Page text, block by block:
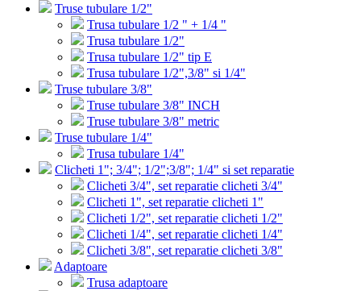
Truse tubulare 1/2"
Trusa tubulare 1/2 " + 1/4 "
Trusa tubulare 1/2"
Trusa tubulare 1/2" tip E
Trusa tubulare 1/2",3/8" si 1/4"
Truse tubulare 3/8"
Truse tubulare 3/8" INCH
Truse tubulare 3/8" metric
Truse tubulare 1/4"
Trusa tubulare 1/4"
Clicheti 1"; 3/4"; 1/2";3/8"; 1/4" si set reparatie
Clicheti 3/4", set reparatie clicheti 3/4"
Clicheti 1", set reparatie clicheti 1"
Clicheti 1/2", set reparatie clicheti 1/2"
Clicheti 1/4", set reparatie clicheti 1/4"
Clicheti 3/8", set reparatie clicheti 3/8"
Adaptoare
Trusa adaptoare